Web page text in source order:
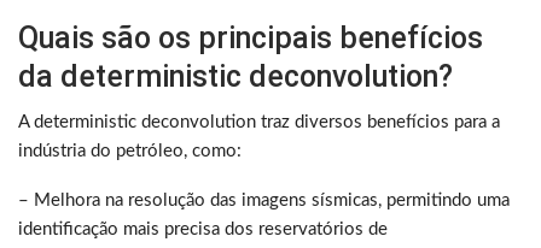
Quais são os principais benefícios
da deterministic deconvolution?
A deterministic deconvolution traz diversos benefícios para a
indústria do petróleo, como:
– Melhora na resolução das imagens sísmicas, permitindo uma
identificação mais precisa dos reservatórios de